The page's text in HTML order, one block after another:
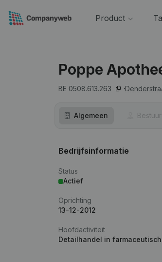
Product
Poppe
BE 0508.613.263
Algemeen Bestuur
Bedrijfsinformatie
Status
Actief
Oprichting
13-12-2012
Hoofdactiviteit
Detailhandel in